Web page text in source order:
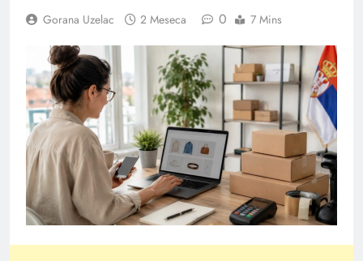
Gorana Uzelac 2 Meseca 0 7 Mins